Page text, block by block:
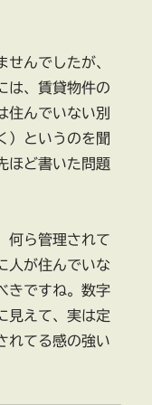
せんでしたが、
は、賃貸物件の
住んでいない別
）というのを聞
ほど書いた問題
何ら管理されて
人が住んでいな
きですね。数字
見えて、実は定
れてる感の強い